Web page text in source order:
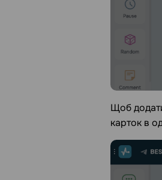
Щоб
карток в